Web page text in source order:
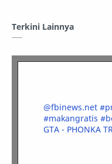
Terkini Lainnya
@fbinews.net
#makangratis
GTA - PHONKA